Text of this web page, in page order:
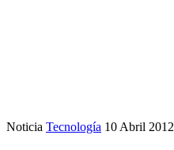
Noticia Tecnología 10 Abril 2012